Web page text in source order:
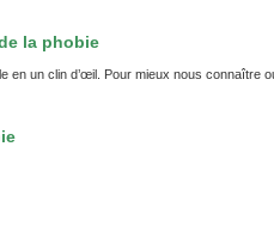
la phobie
un clin d’œil. Pour mieux nous connaître